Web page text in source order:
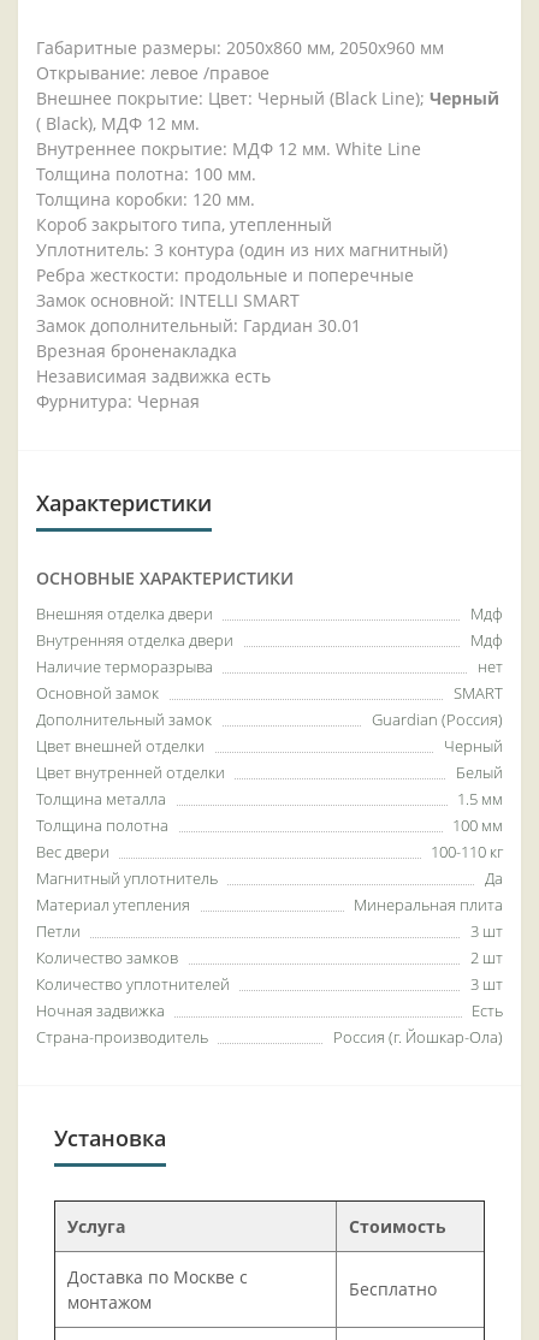
Габаритные размеры: 2050x860 мм, 2050x960 мм
Открывание: левое /правое
Внешнее покрытие: Цвет: Черный (Black Line); Черный
( Black), МДФ 12 мм.
Внутреннее покрытие: МДФ 12 мм. White Line
Толщина полотна: 100 мм.
Толщина коробки: 120 мм.
Короб закрытого типа, утепленный
Уплотнитель: 3 контура (один из них магнитный)
Ребра жесткости: продольные и поперечные
Замок основной: INTELLI SMART
Замок дополнительный: Гардиан 30.01
Врезная броненакладка
Независимая задвижка есть
Фурнитура: Черная
Характеристики
ОСНОВНЫЕ ХАРАКТЕРИСТИКИ
Внешняя отделка двери
Мдф
Внутренняя отделка двери
Мдф
Наличие терморазрыва
нет
Основной замок
SMART
Дополнительный замок
Guardian (Россия)
Цвет внешней отделки
Черный
Цвет внутренней отделки
Белый
Толщина металла
1.5 мм
Толщина полотна
100 мм
Вес двери
100-110 кг
Магнитный уплотнитель
Да
Материал утепления
Минеральная плита
Петли
3 шт
Количество замков
2 шт
Количество уплотнителей
3 шт
Ночная задвижка
Есть
Страна-производитель
Россия (г. Йошкар-Ола)
Установка
Услуга Стоимость
Доставка по Москве с
монтажом
Бесплатно